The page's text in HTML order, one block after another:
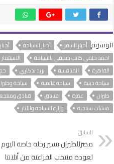
الوسوم أخبار السفر أخبار السياحة
احمد حلمي كاتب صحفي بالسياحة
الاستثمار
القاهرة
المنافسة بريد تذكاري حج
سياحة دينية
سياحة عالمية سياحة
طيران
عمرة فنادق فنادق
منشآت سياحية
وزارة السياحة والآثار
السابق
مصرللطيران تسير رحلة خاصة اليوم
لعودة منتخب الفراعنة من أتلانتا